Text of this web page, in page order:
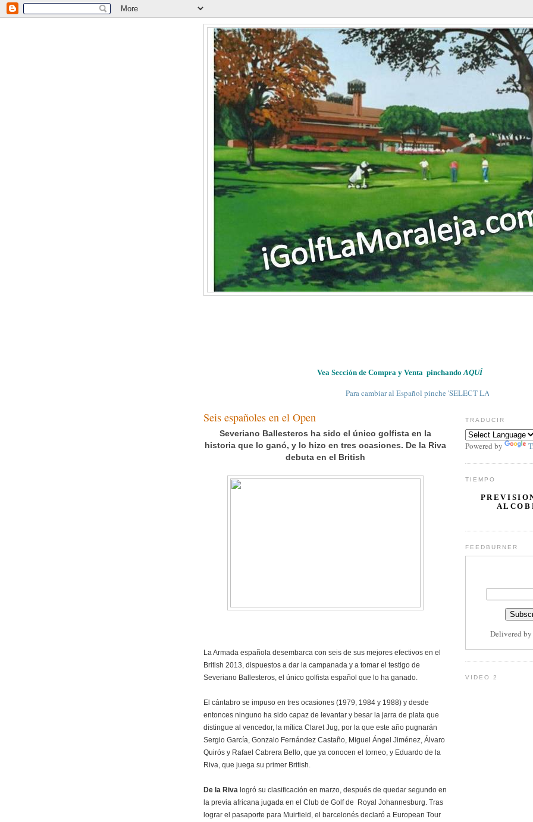
Vea Sección de Compra y Venta pinchandoAQUÍ
Para cambiar al Español pinche 'SELECT LANGUAGE' en
Seis españoles en el Open
Severiano Ballesteros ha sido el único golfista en la
historia que lo ganó, y lo hizo en tres ocasiones. De la Riva
debuta en el British
La Armada española desembarca con seis de sus mejores efectivos en el
British 2013, dispuestos a dar la campanada y a tomar el testigo de
Severiano Ballesteros, el único golfista español que lo ha ganado.
El cántabro se impuso en tres ocasiones (1979, 1984 y 1988) y desde
entonces ninguno ha sido capaz de levantar y besar la jarra de plata que
distingue al vencedor, la mítica Claret Jug, por la que este año pugnarán
Sergio García, Gonzalo Fernández Castaño, Miguel Ángel Jiménez, Álvaro
Quirós y Rafael Cabrera Bello, que ya conocen el torneo, y Eduardo de la
Riva, que juega su primer British.
De la Riva logró su clasificación en marzo, después de quedar segundo en
la previa africana jugada en el Club de Golf de Royal Johannesburg. Tras
lograr el pasaporte para Muirfield, el barcelonés declaró a European Tour
TRADUCIR
Powered by
TIEMPO
FEEDBURNER
Delivered by
VIDEO 2